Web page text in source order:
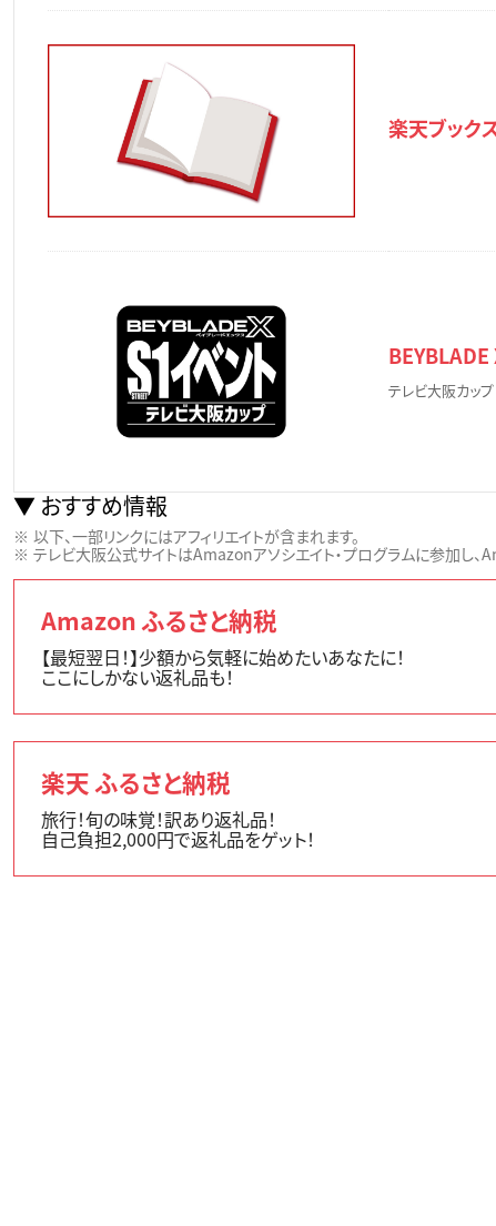
楽天ブック
BEYBLADE
テレビ大阪カッ
おすすめ情報
以下、一部リンクにはアフィリエイトが含まれます。
テレビ大阪公式サイトはAmazonアソシエイト・プログラムに参加し、
Amazon ふるさと納税
【最短翌日！】少額から気軽に始めたいあなたに！
ここにしかない返礼品も！
楽天 ふるさと納税
旅行！旬の味覚！訳あり返礼品！
自己負担2,000円で返礼品をゲット！